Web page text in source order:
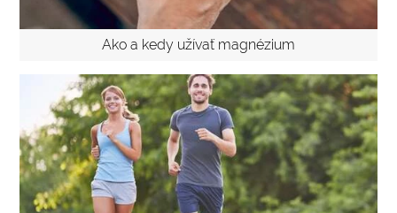
Ako a kedy užívať magnézium